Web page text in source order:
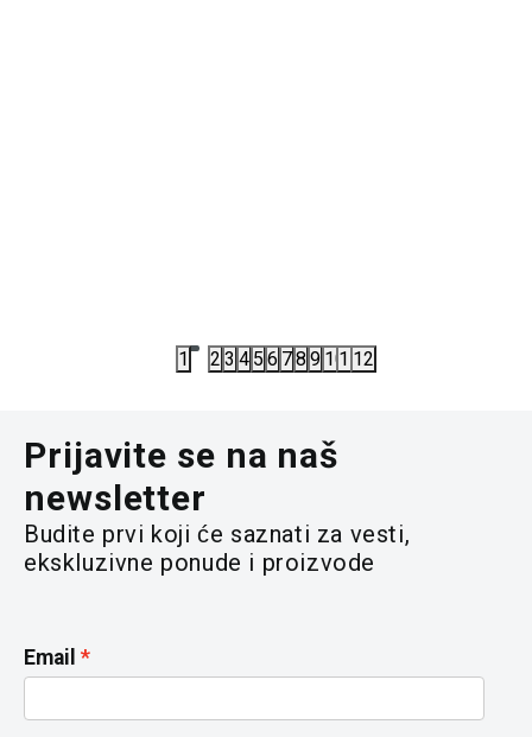
1 2 3 4 5 6 78 9 101112
Prijavite se na naš
newsletter
Budite prvi koji će saznati za vesti,
ekskluzivne ponude i proizvode
Email